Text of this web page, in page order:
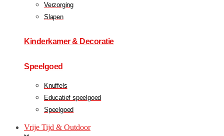
Verzorging
Slapen
Kinderkamer & Decoratie
Speelgoed
Knuffels
Educatief speelgoed
Speelgoed
Vrije Tijd & Outdoor